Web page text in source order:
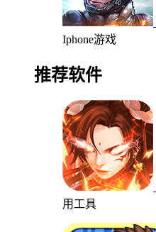
Iphone游戏
推荐软件
用工具